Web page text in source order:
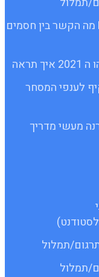
– לבעלי עסקים ובעולם העבודה EMDR מה הקשר בין חסמים
לענפי המסחר
מעשי מדריך